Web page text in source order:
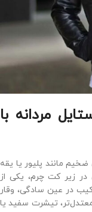
مردانه با
مانند پلیور یا یقه
زیر کت چرم، یکی از
در عین سادگی، وقار
تیشرت سفید یا